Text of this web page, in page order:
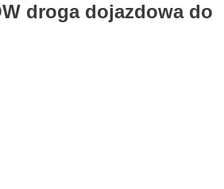
droga dojazdowa do